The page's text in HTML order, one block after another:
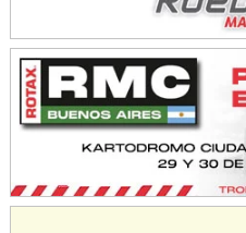
KDO - F6
Ciudad de Trenque Lauquen (Asfalto)
Trenque Lauquen (Buenos Aires)
ENTRERRIANO - F6 (POSTERGADA)
Parque de la Velocidad (Asfalto)
VICTORIENSE - F7